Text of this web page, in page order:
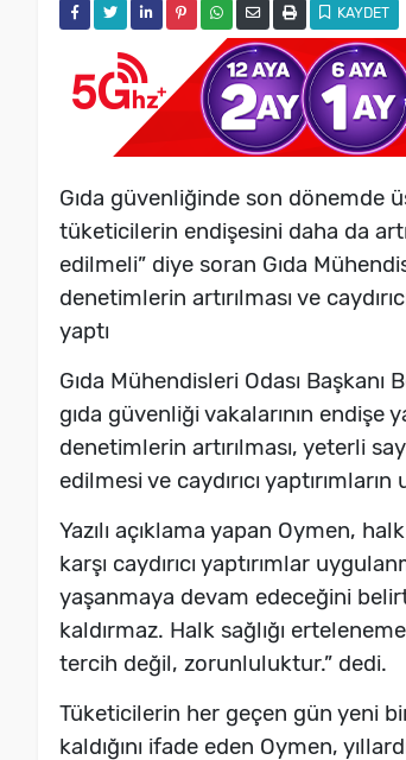
KAYDET
Gıda güvenliğinde son dönemde
tüketicilerin endişesini daha da
edilmeli” diye soran Gıda
denetimlerin artırılması ve
yaptı
Gıda Mühendisleri Odası
gıda güvenliği vakalarının endişe
denetimlerin artırılması, yeterli
edilmesi ve caydırıcı
Yazılı açıklama yapan Oymen,
karşı caydırıcı yaptırımlar
yaşanmaya devam edeceğini
kaldırmaz. Halk sağlığı
tercih değil, zorunluluktur.” dedi.
Tüketicilerin her geçen gün yeni
kaldığını ifade eden Oymen,